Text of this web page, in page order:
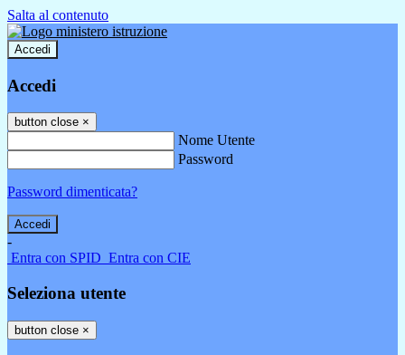
Salta al contenuto
Accedi
Accedi
button close ×
Nome Utente
Password
Password dimenticata?
-
Entra con SPID Entra con CIE
Seleziona utente
button close ×